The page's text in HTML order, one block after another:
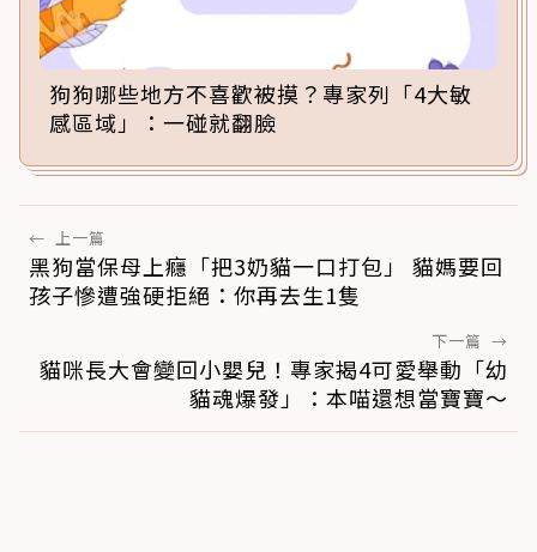
狗狗哪些地方不喜歡被摸？專家列「4大敏
感區域」：一碰就翻臉
← 上一篇
黑狗當保母上癮「把3奶貓一口打包」 貓媽要回
孩子慘遭強硬拒絕：你再去生1隻
下一篇 →
貓咪長大會變回小嬰兒！專家揭4可愛舉動「幼
貓魂爆發」：本喵還想當寶寶～